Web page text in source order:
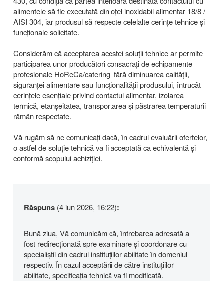
alimentele să fie executată din oțel inoxidabil alimentar 18/8 /
AISI 304, iar produsul să respecte celelalte cerințe tehnice și
funcționale solicitate.
Considerăm că acceptarea acestei soluții tehnice ar permite
participarea unor producători consacrați de echipamente
profesionale HoReCa/catering, fără diminuarea calității,
siguranței alimentare sau funcționalității produsului, întrucât
cerințele esențiale privind contactul alimentar, izolarea
termică, etanșeitatea, transportarea și păstrarea temperaturii
rămân respectate.
Vă rugăm să ne comunicați dacă, în cadrul evaluării ofertelor,
o astfel de soluție tehnică va fi acceptată ca echivalentă și
conformă scopului achiziției.
Răspuns (4 iun 2026, 16:22):
Bună ziua, Vă comunicăm că, întrebarea adresată a
fost redirecționată spre examinare și coordonare cu
specialiștii din cadrul instituțiilor abilitate în domeniul
respectiv. În cazul acceptării de către instituțiilor
abilitate, specificația tehnică va fi modificată.